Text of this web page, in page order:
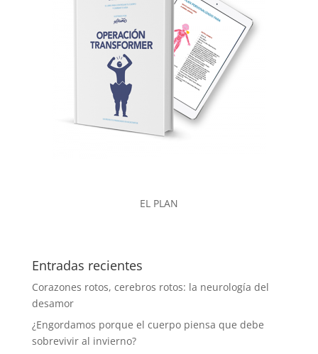
EL PLAN
Entradas recientes
Corazones rotos, cerebros rotos: la neurología del
desamor
¿Engordamos porque el cuerpo piensa que debe
sobrevivir al invierno?